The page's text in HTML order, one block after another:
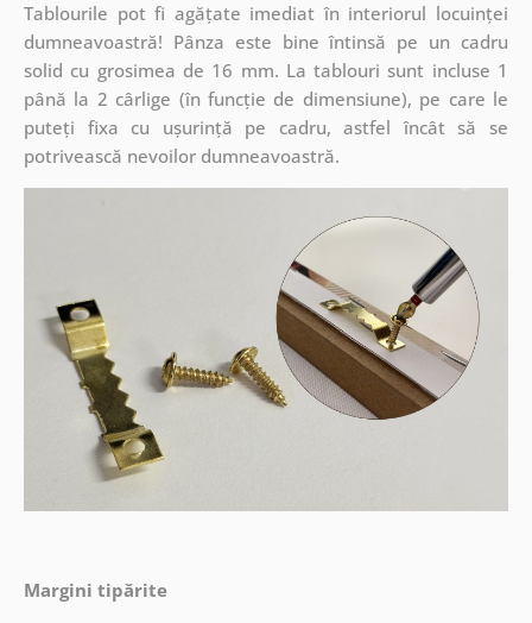
Tablourile pot fi agățate imediat în interiorul locuinței
dumneavoastră! Pânza este bine întinsă pe un cadru
solid cu grosimea de 16 mm. La tablouri sunt incluse 1
până la 2 cârlige (în funcție de dimensiune), pe care le
puteți fixa cu ușurință pe cadru, astfel încât să se
potrivească nevoilor dumneavoastră.
Margini tipărite